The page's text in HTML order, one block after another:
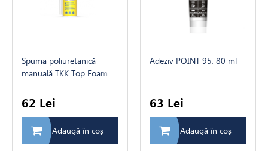
Spuma poliuretanică
manuală TKK Top Foam
62 Lei
Adaugă în coș
Adeziv POINT 95, 80 ml
63 Lei
Adaugă în coș